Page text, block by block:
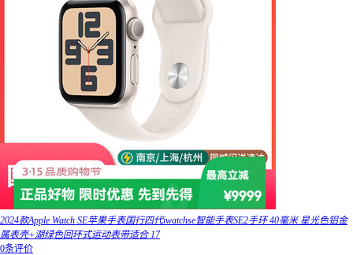
2024款Apple Watch SE苹果手表国行四代iwatchse智能手表SE2手环 40毫米 星光色铝金
属表壳+湖绿色回环式运动表带适合 17
0条评价